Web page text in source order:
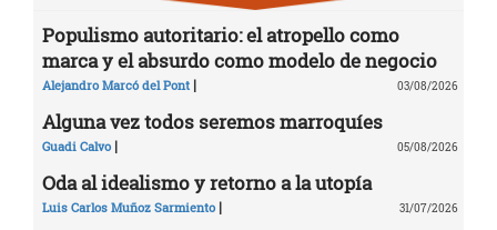
Populismo autoritario: el atropello como
marca y el absurdo como modelo de negocio
Alejandro Marcó del Pont | 03/08/2026
Alguna vez todos seremos marroquíes
Guadi Calvo | 05/08/2026
Oda al idealismo y retorno a la utopía
Luis Carlos Muñoz Sarmiento | 31/07/2026